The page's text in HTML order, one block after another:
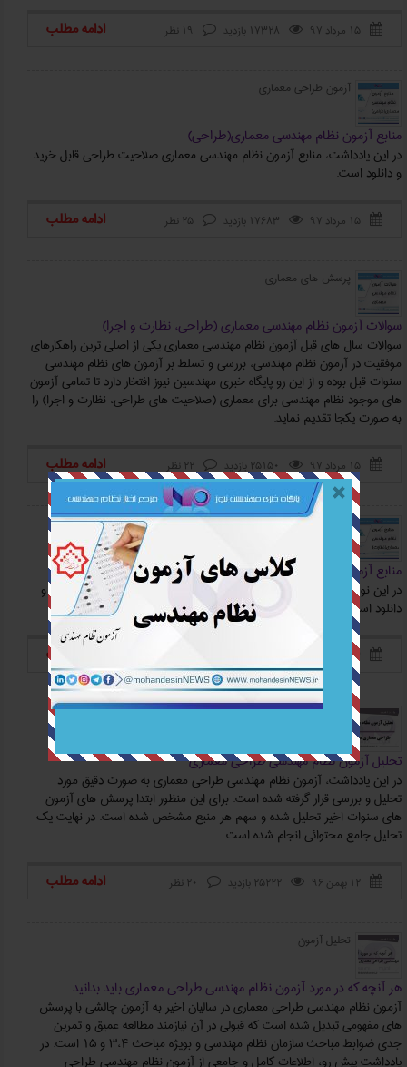
 ۱۵ مرداد ۹۷  17328 بازدید  19 نظر ادامه مطلب
آزمون طراحی معماری
منابع آزمون نظام مهندسی معماري(طراحي)
در این یادداشت، منابع آزمون نظام مهندسی معماری صلاحیت طراحی قابل خرید
و دانلود است.
 ۱۵ مرداد ۹۷  17683 بازدید  25 نظر ادامه مطلب
پرسش های معماری
سوالات آزمون نظام مهندسی معماری (طراحی، نظارت و اجرا)
سوالات سال هاي قبل آزمون نظام مهندسی معماری یکی از اصلی ترین راهکارهای
موفقیت در آزمون نظام مهندسی، بررسی و تسلط بر آزمون های نظام مهندسی
سنوات قبل بوده و از این رو پایگاه خبری مهندسین نیوز افتخار دارد تا تمامی آزمون
های موجود نظام مهندسی برای معماری (صلاحیت های طراحی، نظارت و اجرا) را
به صورت یکجا تقدیم نماید.
 ۱۵ مرداد ۹۷  25150 بازدید  22 نظر ادامه مطلب
منابع نظارت معماری
منابع آزمون نظام مهندسی معماري(نظارت)
در این نوشته، منابع آزمون نظام مهندسی معماری صلاحیت نظارت قابل خرید و
دانلود است.
 ۱۳ مرداد ۹۷ ادامه مطلب
بررسی تحلیلی آزمون
تحلیل آزمون نظام مهندسی طراحی معماری
در این یادداشت، آزمون نظام مهندسي طراحي معماري به صورت دقيق مورد
تحليل و بررسي قرار گرفته شده است. براي اين منظور ابتدا پرسش هاي آزمون
هاي سنوات اخير تحليل شده و سهم هر منبع مشخص شده است. در نهايت يک
تحليل جامع محتوائي انجام شده است.
 ۱۲ بهمن ۹۶  25222 بازدید  20 نظر ادامه مطلب
تحلیل آزمون
هر آنچه که در مورد آزمون نظام مهندسي طراحي معماري بايد بدانيد
آزمون نظام مهندسی طراحی معماری در سالیان اخیر به آزمون چالشی با پرسش
های مفهومی تبدیل شده است که قبولی در آن نیازمند مطالعه عمیق و تمرین
جدی ضوابط مباحث سازمان نظام مهندسی و بویژه مباحث 3،4 و 15 است. در
يادداشت پيش رو، اطلاعات کامل و جامعي از آزمون نظام مهندسي طراحي